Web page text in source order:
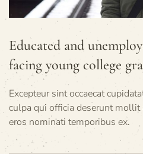
Educated and
facing young college
Excepteur sint occaecat
culpa qui officia deserunt
eros nominati temporibus ex.